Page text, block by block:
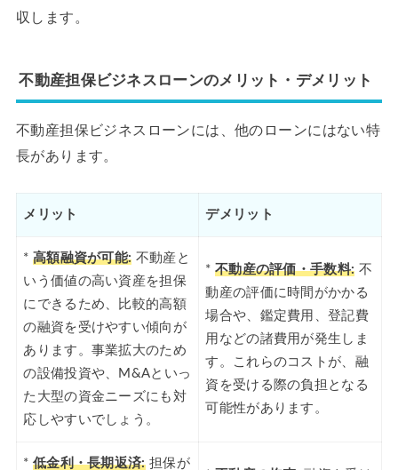
収します。
不動産担保ビジネスローンのメリット・デメリット
不動産担保ビジネスローンには、他のローンにはない特
長があります。
メリット デメリット
* 高額融資が可能: 不動産と
いう価値の高い資産を担保
にできるため、比較的高額
の融資を受けやすい傾向が
あります。事業拡大のため
の設備投資や、M&Aといっ
た大型の資金ニーズにも対
応しやすいでしょう。
* 不動産の評価・手数料: 不
動産の評価に時間がかかる
場合や、鑑定費用、登記費
用などの諸費用が発生しま
す。これらのコストが、融
資を受ける際の負担となる
可能性があります。
* 低金利・長期返済:担保が